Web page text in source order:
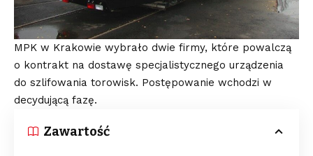
MPK w Krakowie wybrało dwie firmy, które powalczą
o kontrakt na dostawę specjalistycznego urządzenia
do szlifowania torowisk. Postępowanie wchodzi w
decydującą fazę.
Zawartość